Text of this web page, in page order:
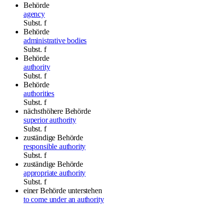
Behörde
agency
Subst. f
Behörde
administrative bodies
Subst. f
Behörde
authority
Subst. f
Behörde
authorities
Subst. f
nächsthöhere Behörde
superior authority
Subst. f
zuständige Behörde
responsible authority
Subst. f
zuständige Behörde
appropriate authority
Subst. f
einer Behörde unterstehen
to come under an authority